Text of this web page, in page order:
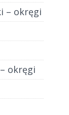
– okręgi
okręgi